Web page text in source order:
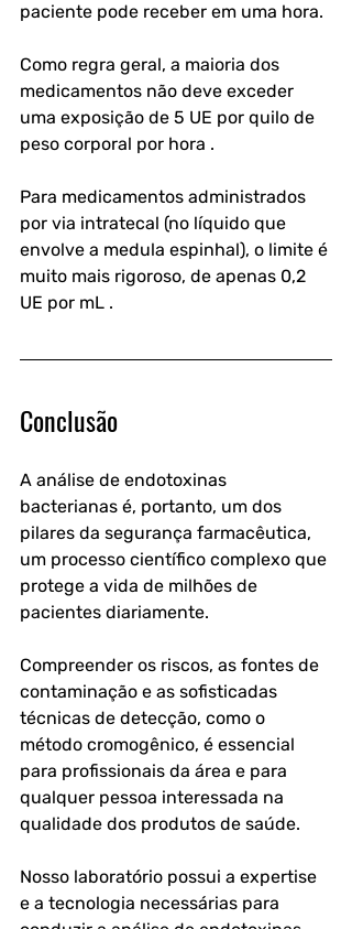
paciente pode receber em uma hora.
Como regra geral, a maioria dos
medicamentos não deve exceder
uma exposição de 5 UE por quilo de
peso corporal por hora .
Para medicamentos administrados
por via intratecal (no líquido que
envolve a medula espinhal), o limite é
muito mais rigoroso, de apenas 0,2
UE por mL .
Conclusão
A análise de endotoxinas
bacterianas é, portanto, um dos
pilares da segurança farmacêutica,
um processo científico complexo que
protege a vida de milhões de
pacientes diariamente.
Compreender os riscos, as fontes de
contaminação e as sofisticadas
técnicas de detecção, como o
método cromogênico, é essencial
para profissionais da área e para
qualquer pessoa interessada na
qualidade dos produtos de saúde.
Nosso laboratório possui a expertise
e a tecnologia necessárias para